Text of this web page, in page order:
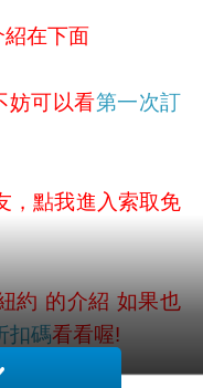
在下面
妨可以看第一次訂
，點我進入索取免
約 的介紹 如果也
扣碼看看喔!